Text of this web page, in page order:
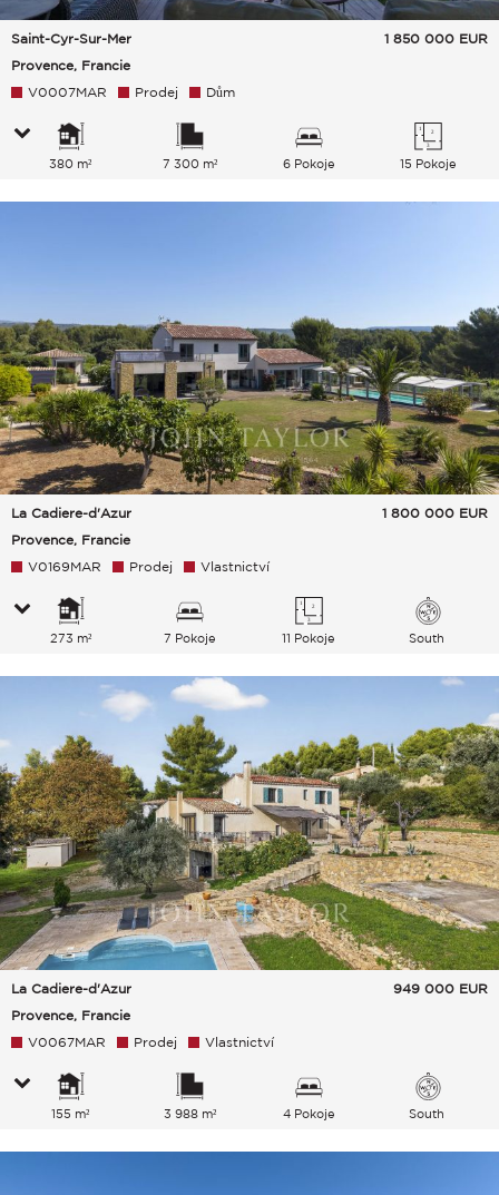
Saint-Cyr-Sur-Mer
Provence, Francie
1 850 000 EUR
V0007MAR Prodej Dům
380 m² 7 300 m² 6 Pokoje 15 Pokoje
La Cadiere-d'Azur
Provence, Francie
1 800 000 EUR
V0169MAR Prodej Vlastnictví
273 m² 7 Pokoje 11 Pokoje South
La Cadiere-d'Azur
Provence, Francie
949 000 EUR
V0067MAR Prodej Vlastnictví
155 m² 3 988 m² 4 Pokoje South